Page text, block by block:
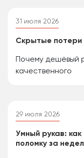
31 июля 2026
Скрытые потери
Почему дешёвый
качественного
29 июля 2026
Умный рукав:
поломку за